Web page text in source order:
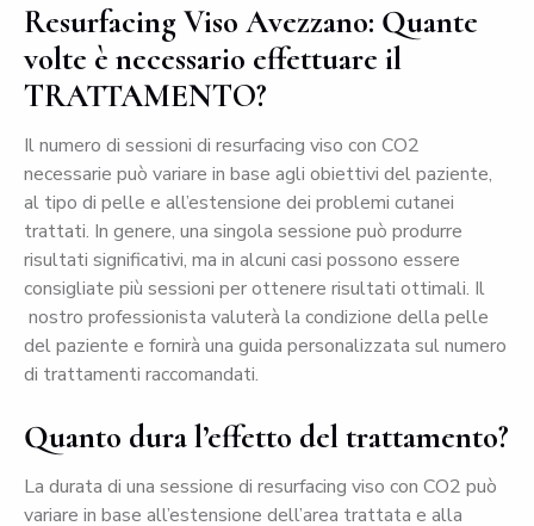
Resurfacing Viso Avezzano: Quante
volte è necessario effettuare il
TRATTAMENTO?
Il numero di sessioni di resurfacing viso con CO2
necessarie può variare in base agli obiettivi del paziente,
al tipo di pelle e all’estensione dei problemi cutanei
trattati. In genere, una singola sessione può produrre
risultati significativi, ma in alcuni casi possono essere
consigliate più sessioni per ottenere risultati ottimali. Il
nostro professionista valuterà la condizione della pelle
del paziente e fornirà una guida personalizzata sul numero
di trattamenti raccomandati.
Quanto dura l’effetto del trattamento?
La durata di una sessione di resurfacing viso con CO2 può
variare in base all’estensione dell’area trattata e alla